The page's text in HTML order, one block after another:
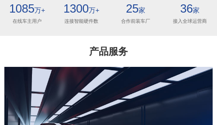
1085万+
在线车主用户
1300万+
连接智能硬件数
25家
合作前装车厂
36家
接入全球运营商
产品服务